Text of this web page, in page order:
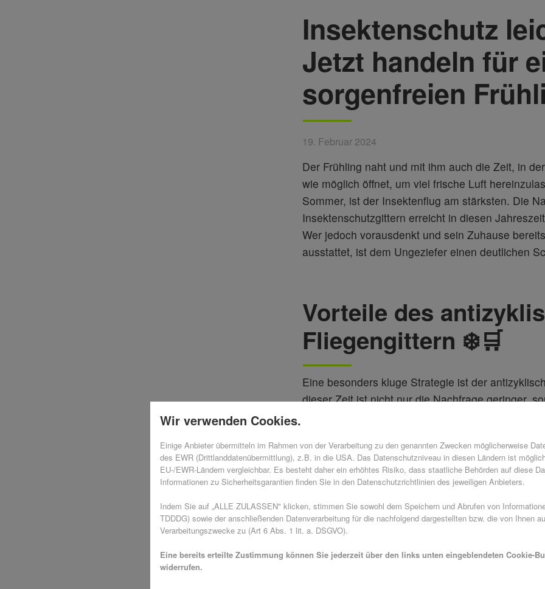
Insektenschutz
Jetzt handeln für
sorgenfreien
19. Februar 2024
Der Frühling naht und mit ihm auch die Zeit, in
wie möglich öffnet, um viel frische Luft
Sommer, ist der Insektenflug am stärksten. Die
Insektenschutzgittern erreicht in diesen
Wer jedoch vorausdenkt und sein Zuhause
ausstattet, ist dem Ungeziefer einen deutlichen
Vorteile des
Fliegengittern ❄️🛒
Eine besonders kluge Strategie ist der
dieser Zeit ist nicht nur die Nachfrage geringer,
kurzen Warte- und Lieferzeiten. So sind Sie
Insekten wieder verstärkt aktiv werden. Dieser
schnellen Schutz vor lästigen Besuchern,
warmen Tage.
Winter - die perfekte
Reparaturen &
Wir verwenden Cookies.
Einige Anbieter übermitteln im Rahmen von der Verarbeitung zu den genannten Zwecken möglicherweise
des EWR (Drittlanddatenübermittlung), z.B. in die USA. Das Datenschutzniveau in diesen Ländern ist
EU-/EWR-Ländern vergleichbar. Es besteht daher ein erhöhtes Risiko, dass staatliche Behörden auf diese
Informationen zu Sicherheitsgarantien finden Sie in den Datenschutzrichtlinien des jeweiligen Anbieters.
Indem Sie auf „ALLE ZULASSEN" klicken, stimmen Sie sowohl dem Speichern und Abrufen von
TDDDG) sowie der anschließenden Datenverarbeitung für die nachfolgend dargestellten bzw. die von Ihnen
Verarbeitungszwecke zu (Art 6 Abs. 1 lit. a. DSGVO).
Eine bereits erteilte Zustimmung können Sie jederzeit über den links unten eingeblendeten Cookie-
widerrufen.